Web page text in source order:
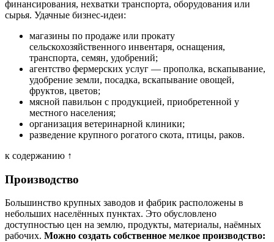
финансирования, нехватки транспорта, оборудования или
сырья. Удачные бизнес-идеи:
магазины по продаже или прокату
сельскохозяйственного инвентаря, оснащения,
транспорта, семян, удобрений;
агентство фермерских услуг — прополка, вскапывание,
удобрение земли, посадка, вскапывание овощей,
фруктов, цветов;
мясной павильон с продукцией, приобретенной у
местного населения;
организация ветеринарной клиники;
разведение крупного рогатого скота, птицы, раков.
к содержанию ↑
Производство
Большинство крупных заводов и фабрик расположены в
небольших населённых пунктах. Это обусловлено
доступностью цен на землю, продукты, материалы, наёмных
рабочих. Можно создать собственное мелкое производство: